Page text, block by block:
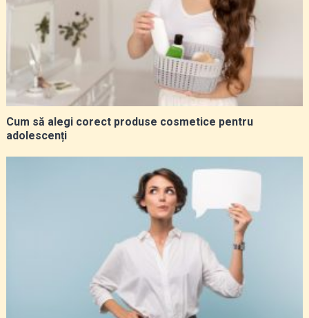
Cum să alegi corect produse cosmetice pentru
adolescenți